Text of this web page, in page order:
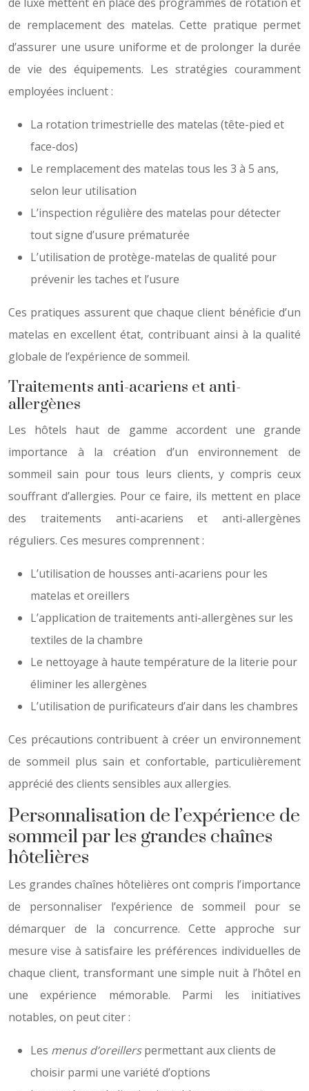
de remplacement des matelas. Cette pratique permet
d’assurer une usure uniforme et de prolonger la durée
de vie des équipements. Les stratégies couramment
employées incluent :
La rotation trimestrielle des matelas (tête-pied et
face-dos)
Le remplacement des matelas tous les 3 à 5 ans,
selon leur utilisation
L’inspection régulière des matelas pour détecter
tout signe d’usure prématurée
L’utilisation de protège-matelas de qualité pour
prévenir les taches et l’usure
Ces pratiques assurent que chaque client bénéficie d’un
matelas en excellent état, contribuant ainsi à la qualité
globale de l’expérience de sommeil.
Traitements anti-acariens et anti-
allergènes
Les hôtels haut de gamme accordent une grande
importance à la création d’un environnement de
sommeil sain pour tous leurs clients, y compris ceux
souffrant d’allergies. Pour ce faire, ils mettent en place
des traitements anti-acariens et anti-allergènes
réguliers. Ces mesures comprennent :
L’utilisation de housses anti-acariens pour les
matelas et oreillers
L’application de traitements anti-allergènes sur les
textiles de la chambre
Le nettoyage à haute température de la literie pour
éliminer les allergènes
L’utilisation de purificateurs d’air dans les chambres
Ces précautions contribuent à créer un environnement
de sommeil plus sain et confortable, particulièrement
apprécié des clients sensibles aux allergies.
Personnalisation de l’expérience de
sommeil par les grandes chaînes
hôtelières
Les grandes chaînes hôtelières ont compris l’importance
de personnaliser l’expérience de sommeil pour se
démarquer de la concurrence. Cette approche sur
mesure vise à satisfaire les préférences individuelles de
chaque client, transformant une simple nuit à l’hôtel en
une expérience mémorable. Parmi les initiatives
notables, on peut citer :
Les menus d’oreillerspermettant aux clients de
choisir parmi une variété d’options